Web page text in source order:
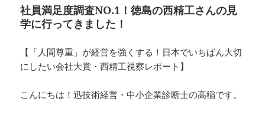
社員満足度調査NO.1！徳島の西精工さんの見
学に行ってきました！
【「人間尊重」が経営を強くする！日本でいちばん大切
にしたい会社大賞・西精工視察レポート】
こんにちは！迅技術経営・中小企業診断士の高稲です。